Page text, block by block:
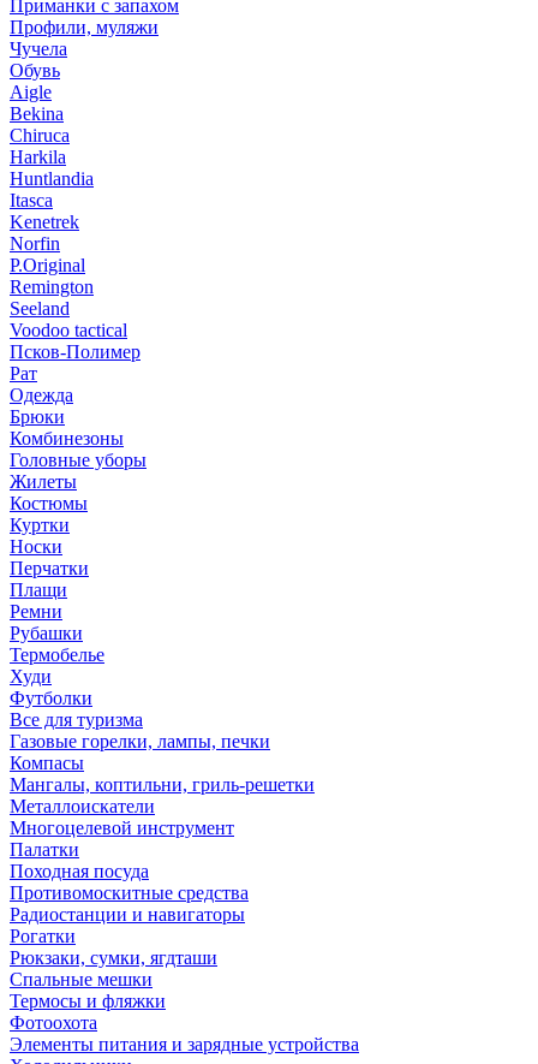
Приманки с запахом
Профили, муляжи
Чучела
Обувь
Aigle
Bekina
Chiruсa
Harkila
Huntlandia
Itasca
Kenetrek
Norfin
P.Original
Remington
Seeland
Voodoo tactical
Псков-Полимер
Рат
Одежда
Брюки
Комбинезоны
Головные уборы
Жилеты
Костюмы
Куртки
Носки
Перчатки
Плащи
Ремни
Рубашки
Термобелье
Худи
Футболки
Все для туризма
Газовые горелки, лампы, печки
Компасы
Мангалы, коптильни, гриль-решетки
Металлоискатели
Многоцелевой инструмент
Палатки
Походная посуда
Противомоскитные средства
Радиостанции и навигаторы
Рогатки
Рюкзаки, сумки, ягдташи
Спальные мешки
Термосы и фляжки
Фотоохота
Элементы питания и зарядные устройства